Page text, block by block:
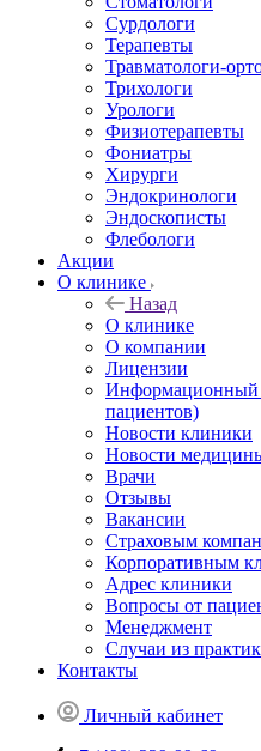
Сурдологи
Терапевты
Травматологи-
Трихологи
Урологи
Физиотерапевты
Фониатры
Хирурги
Эндокринологи
Эндоскописты
Флебологи
Акции
О клинике
Назад
О клинике
О компании
Лицензии
Информационный
пациентов)
Новости клиники
Новости
Врачи
Отзывы
Вакансии
Страховым
Корпоративным
Адрес клиники
Вопросы от
Менеджмент
Случаи из
Контакты
Личный кабинет